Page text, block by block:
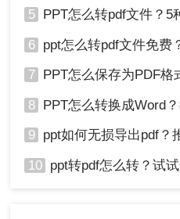
5 PPT怎么转pdf文件？5
6 ppt怎么转pdf文件免费
7 PPT怎么保存为PDF格
8 PPT怎么转换成Word？教
9 ppt如何无损导出pdf？推
10 ppt转pdf怎么转？试